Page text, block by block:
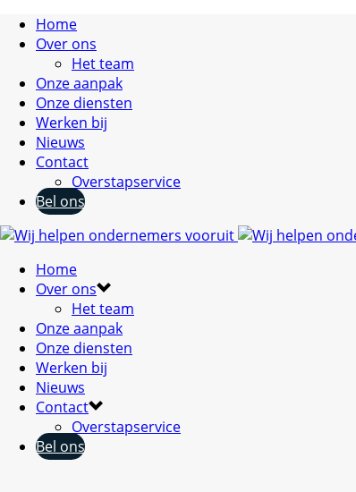
Home
Over ons
Het team
Onze aanpak
Onze diensten
Werken bij
Nieuws
Contact
Overstapservice
Bel ons
Home
Over ons
Het team
Onze aanpak
Onze diensten
Werken bij
Nieuws
Contact
Overstapservice
Bel ons